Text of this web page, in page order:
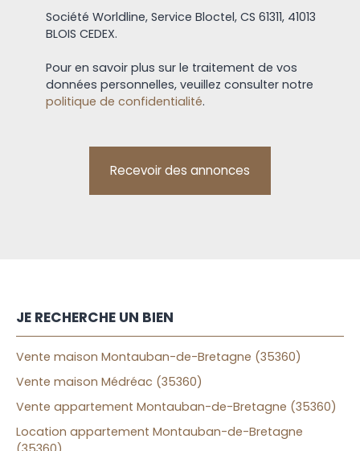
Société Worldline, Service Bloctel, CS 61311, 41013
BLOIS CEDEX.
Pour en savoir plus sur le traitement de vos
données personnelles, veuillez consulter notre
politique de confidentialité.
Recevoir des annonces
JE RECHERCHE UN BIEN
Vente maison Montauban-de-Bretagne (35360)
Vente maison Médréac (35360)
Vente appartement Montauban-de-Bretagne (35360)
Location appartement Montauban-de-Bretagne